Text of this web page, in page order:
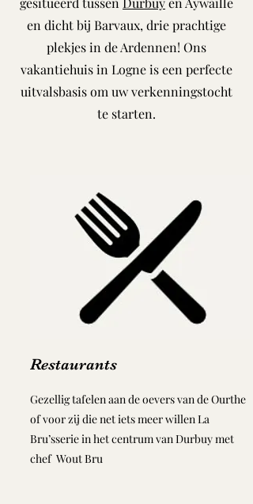
en dicht bij Barvaux, drie prachtige
plekjes in de Ardennen! Ons
vakantiehuis in Logne is een perfecte
uitvalsbasis om uw verkenningstocht
te starten.
Restaurants
Gezellig tafelen aan de oevers van de Ourthe
of voor zij die net iets meer willen La
Bru’sserie in het centrum van Durbuy met
chef Wout Bru